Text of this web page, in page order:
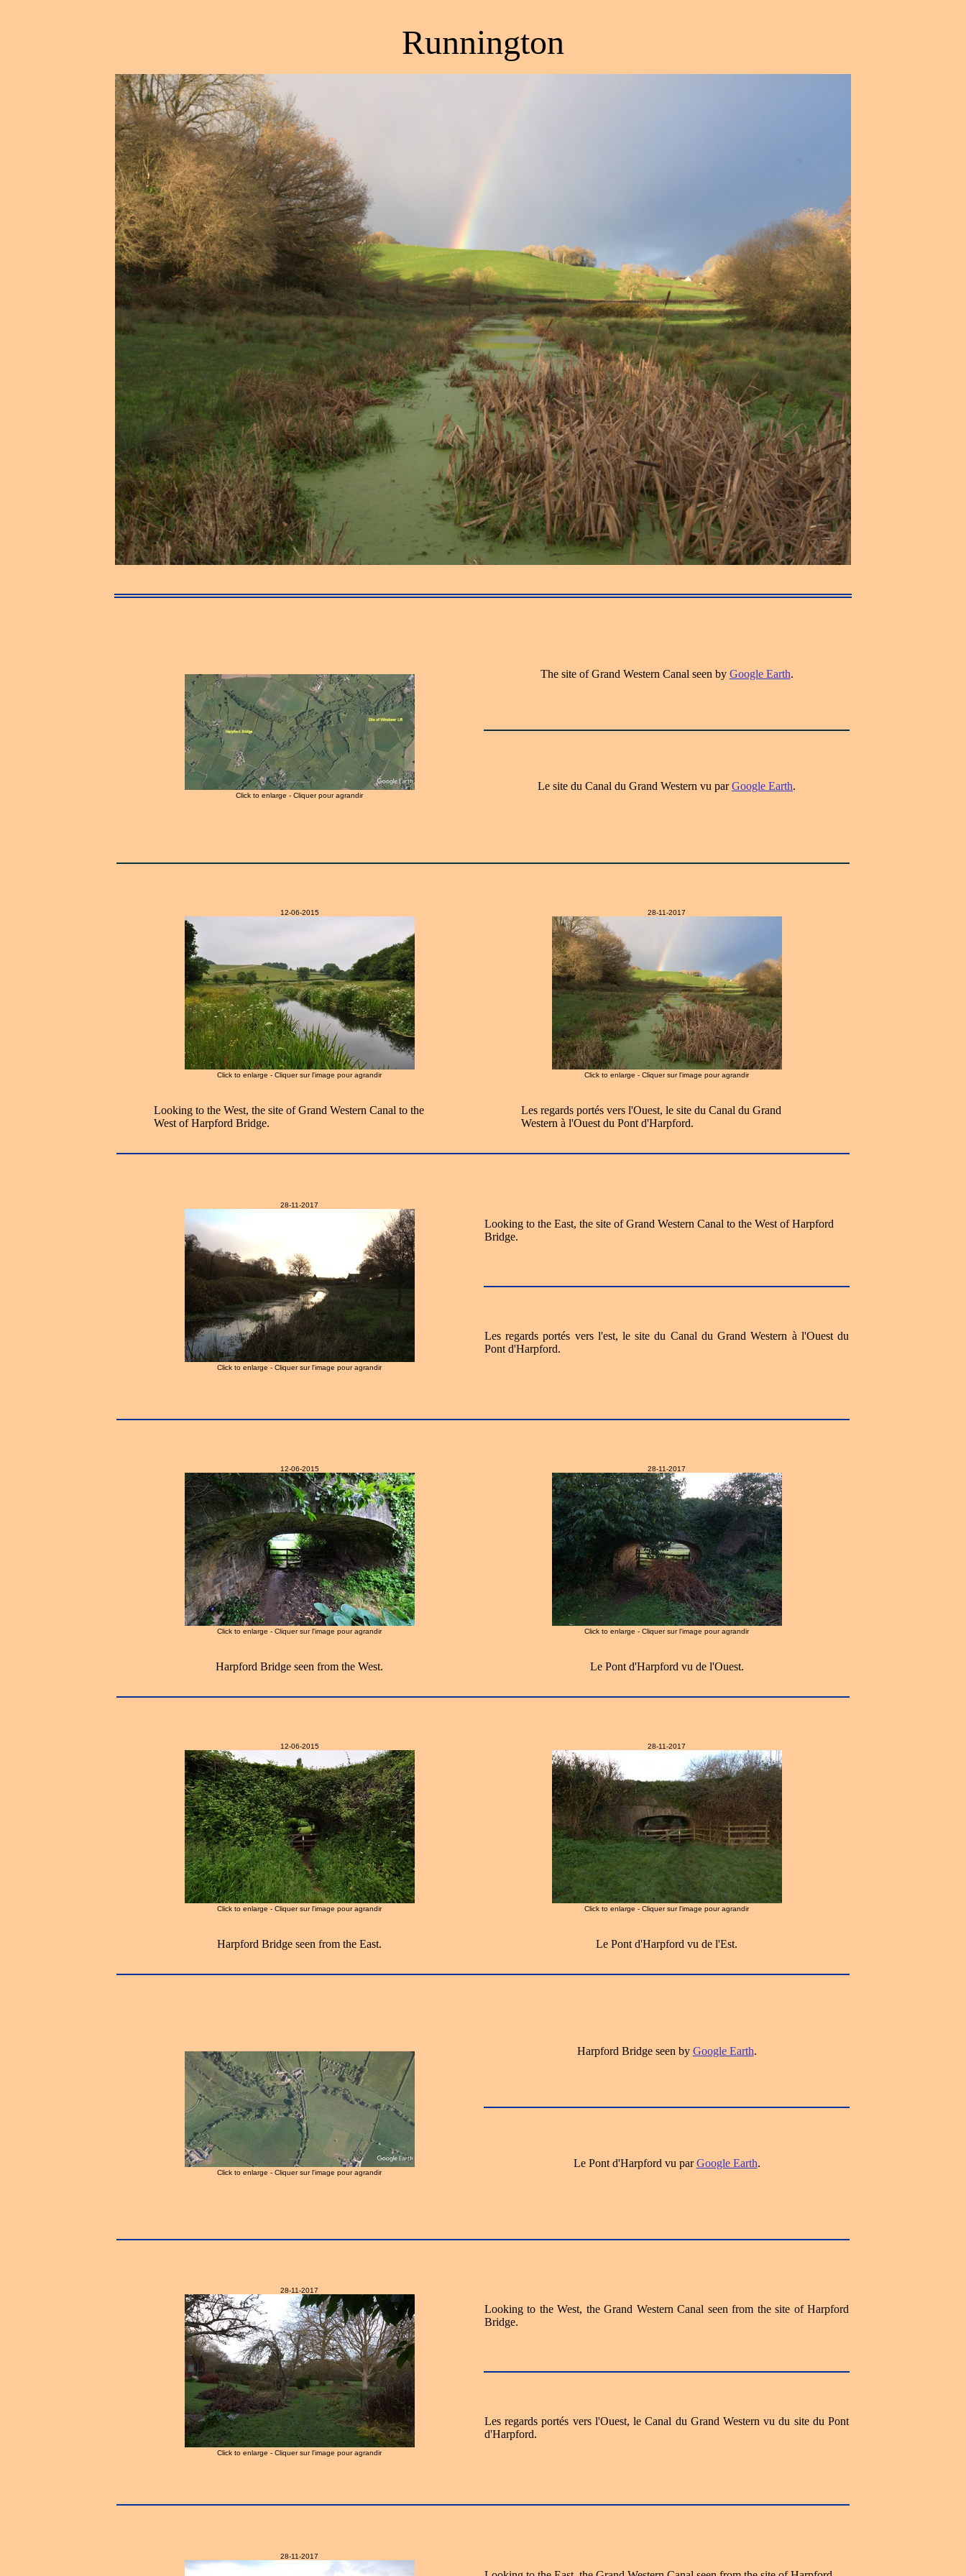
Runnington
Click to enlarge - Cliquer pour agrandir
The site of Grand Western Canal seen by Google Earth.
Le site du Canal du Grand Western vu parGoogle Earth.
12-06-2015
Click to enlarge - Cliquer sur l'image pour agrandir
28-11-2017
Click to enlarge - Cliquer sur l'image pour agrandir
Looking to the West, the site of Grand Western Canal to the
West of Harpford Bridge.
Les regards portés vers l'Ouest, le site du Canal du Grand
Western à l'Ouest du Pont d'Harpford.
28-11-2017
Click to enlarge - Cliquer sur l'image pour agrandir
Looking to the East, the site of Grand Western Canal to the West of Harpford
Bridge.
Les regards portés vers l'est, le site du Canal du Grand Western à l'Ouest du
Pont d'Harpford.
12-06-2015
Click to enlarge - Cliquer sur l'image pour agrandir
28-11-2017
Click to enlarge - Cliquer sur l'image pour agrandir
Harpford Bridge seen from the West. Le Pont d'Harpford vu de l'Ouest.
12-06-2015
Click to enlarge - Cliquer sur l'image pour agrandir
28-11-2017
Click to enlarge - Cliquer sur l'image pour agrandir
Harpford Bridge seen from the East. Le Pont d'Harpford vu de l'Est.
Click to enlarge - Cliquer sur l'image pour agrandir
Harpford Bridge seen by Google Earth.
Le Pont d'Harpford vu parGoogle Earth.
28-11-2017
Click to enlarge - Cliquer sur l'image pour agrandir
Looking to the West, the Grand Western Canal seen from the site of Harpford
Bridge.
Les regards portés vers l'Ouest, le Canal du Grand Western vu du site du Pont
d'Harpford.
28-11-2017